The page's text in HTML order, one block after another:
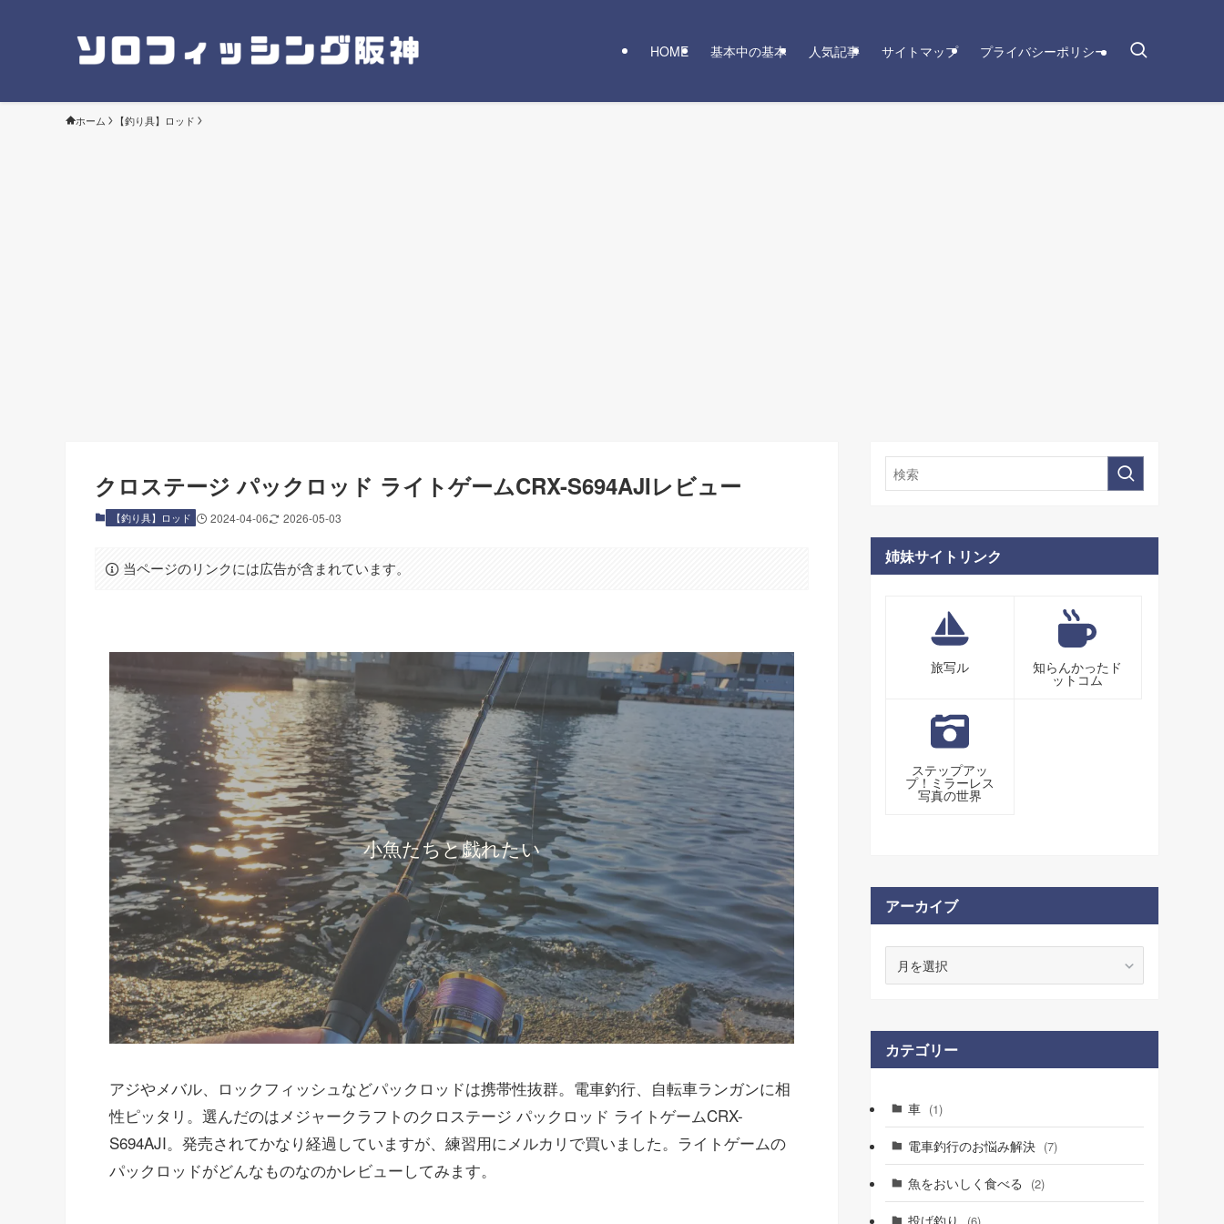
HOME 基本中の基本 人気記事 サイトマップ プライバシーポリシー
ホーム 【釣り具】ロッド
クロステージ パックロッド ライトゲームCRX-S694AJIレビュー
【釣り具】ロッド 2024-04-06 2026-05-03
当ページのリンクには広告が含まれています。
小魚たちと戯れたい
アジやメバル、ロックフィッシュなどパックロッドは携帯性抜群。電車釣行、自転車ランガンに相
性ピッタリ。選んだのはメジャークラフトのクロステージ パックロッド ライトゲームCRX-
S694AJI。発売されてかなり経過していますが、練習用にメルカリで買いました。ライトゲームの
パックロッドがどんなものなのかレビューしてみます。
姉妹サイトリンク
旅写ル 知らんかったド
ットコム
ステップアッ
プ！ミラーレス
写真の世界
アーカイブ
ブ
カテゴリー
車 (1)
電車釣行のお悩み解決 (7)
魚をおいしく食べる (2)
投げ釣り (6)